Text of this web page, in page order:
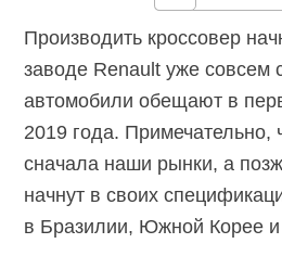
Производить кроссовер
заводе Renault уже совсем
автомобили обещают в
2019 года. Примечательно,
сначала наши рынки, а
начнут в своих
в Бразилии, Южной Корее